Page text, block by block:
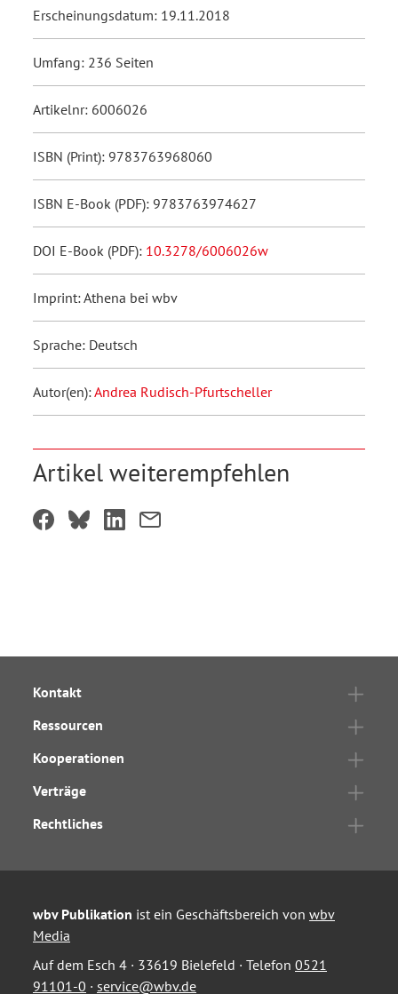
Erscheinungsdatum: 19.11.2018
Umfang: 236 Seiten
Artikelnr: 6006026
ISBN (Print): 9783763968060
ISBN E-Book (PDF): 9783763974627
DOI E-Book (PDF): 10.3278/6006026w
Imprint: Athena bei wbv
Sprache: Deutsch
Autor(en):Andrea Rudisch-Pfurtscheller
Artikel weiterempfehlen
Kontakt
Ressourcen
Kooperationen
Verträge
Rechtliches
wbv Publikation ist ein Geschäftsbereich von wbv
Media
Auf dem Esch 4 · 33619 Bielefeld · Telefon 0521
91101-0 · service@wbv.de